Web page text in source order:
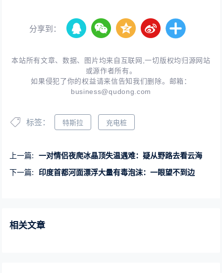
分享到：
本站所有文章、数据、图片均来自互联网,一切版权均归源网站
或源作者所有。
如果侵犯了你的权益请来信告知我们删除。邮箱：
business@qudong.com
标签： 特斯拉 充电桩
上一篇:
一对情侣夜爬冰晶顶失温遇难：疑从野路去看云海
下一篇:
印度首都河面漂浮大量有毒泡沫：一眼望不到边
相关文章